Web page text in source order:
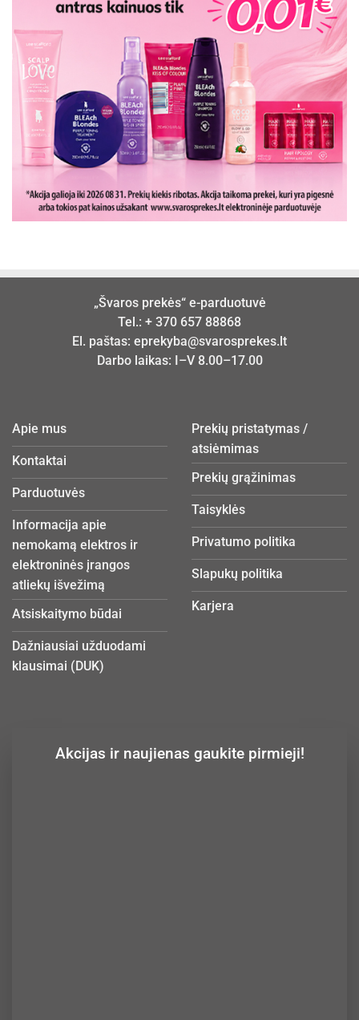
„Švaros prekės“ e-parduotuvė
Tel.: + 370 657 88868
El. paštas: eprekyba@svarosprekes.lt
Darbo laikas: I–V 8.00–17.00
Apie mus
Kontaktai
Parduotuvės
Informacija apie
nemokamą elektros ir
elektroninės įrangos
atliekų išvežimą
Atsiskaitymo būdai
Dažniausiai užduodami
klausimai (DUK)
Prekių pristatymas /
atsiėmimas
Prekių grąžinimas
Taisyklės
Privatumo politika
Slapukų politika
Karjera
Akcijas ir naujienas gaukite pirmieji!